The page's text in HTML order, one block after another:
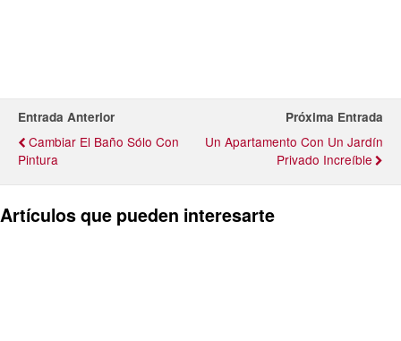
Entrada Anterior
Cambiar El Baño Sólo Con
Pintura
Próxima Entrada
Un Apartamento Con Un Jardín
Privado Increíble
Artículos que pueden interesarte